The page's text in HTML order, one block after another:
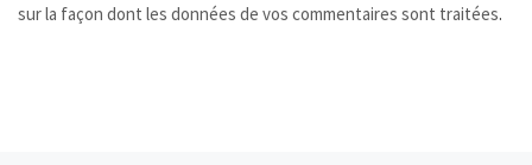
sur la façon dont les données de vos commentaires sont traitées.